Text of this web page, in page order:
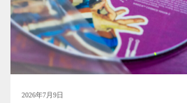
2026年7月9日